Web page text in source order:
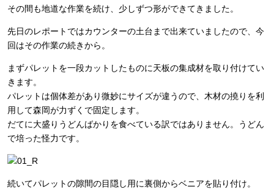
その間も地道な作業を続け、少しずつ形ができてきました。
先日のレポートではカウンターの土台まで出来ていましたので、今
回はその作業の続きから。
まずパレットを一段カットしたものに天板の集成材を取り付けてい
きます。
パレットは個体差があり微妙にサイズが違うので、木材の撓りを利
用して森岡が力ずくで固定します。
だてに大盛りうどんばかりを食べている訳ではありません。うどん
で培った怪力です。
続いてパレットの隙間の目隠し用に裏側からベニアを貼り付け。